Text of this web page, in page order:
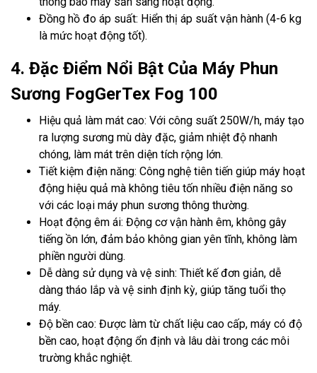
Đồng hồ đo áp suất: Hiển thị áp suất vận hành (4-6 kg
là mức hoạt động tốt).
4. Đặc Điểm Nổi Bật Của Máy Phun
Sương FogGerTex Fog 100
Hiệu quả làm mát cao: Với công suất 250W/h, máy tạo
ra lượng sương mù dày đặc, giảm nhiệt độ nhanh
chóng, làm mát trên diện tích rộng lớn.
Tiết kiệm điện năng: Công nghệ tiên tiến giúp máy hoạt
động hiệu quả mà không tiêu tốn nhiều điện năng so
với các loại máy phun sương thông thường.
Hoạt động êm ái: Động cơ vận hành êm, không gây
tiếng ồn lớn, đảm bảo không gian yên tĩnh, không làm
phiền người dùng.
Dễ dàng sử dụng và vệ sinh: Thiết kế đơn giản, dễ
dàng tháo lắp và vệ sinh định kỳ, giúp tăng tuổi thọ
máy.
Độ bền cao: Được làm từ chất liệu cao cấp, máy có độ
bền cao, hoạt động ổn định và lâu dài trong các môi
trường khắc nghiệt.